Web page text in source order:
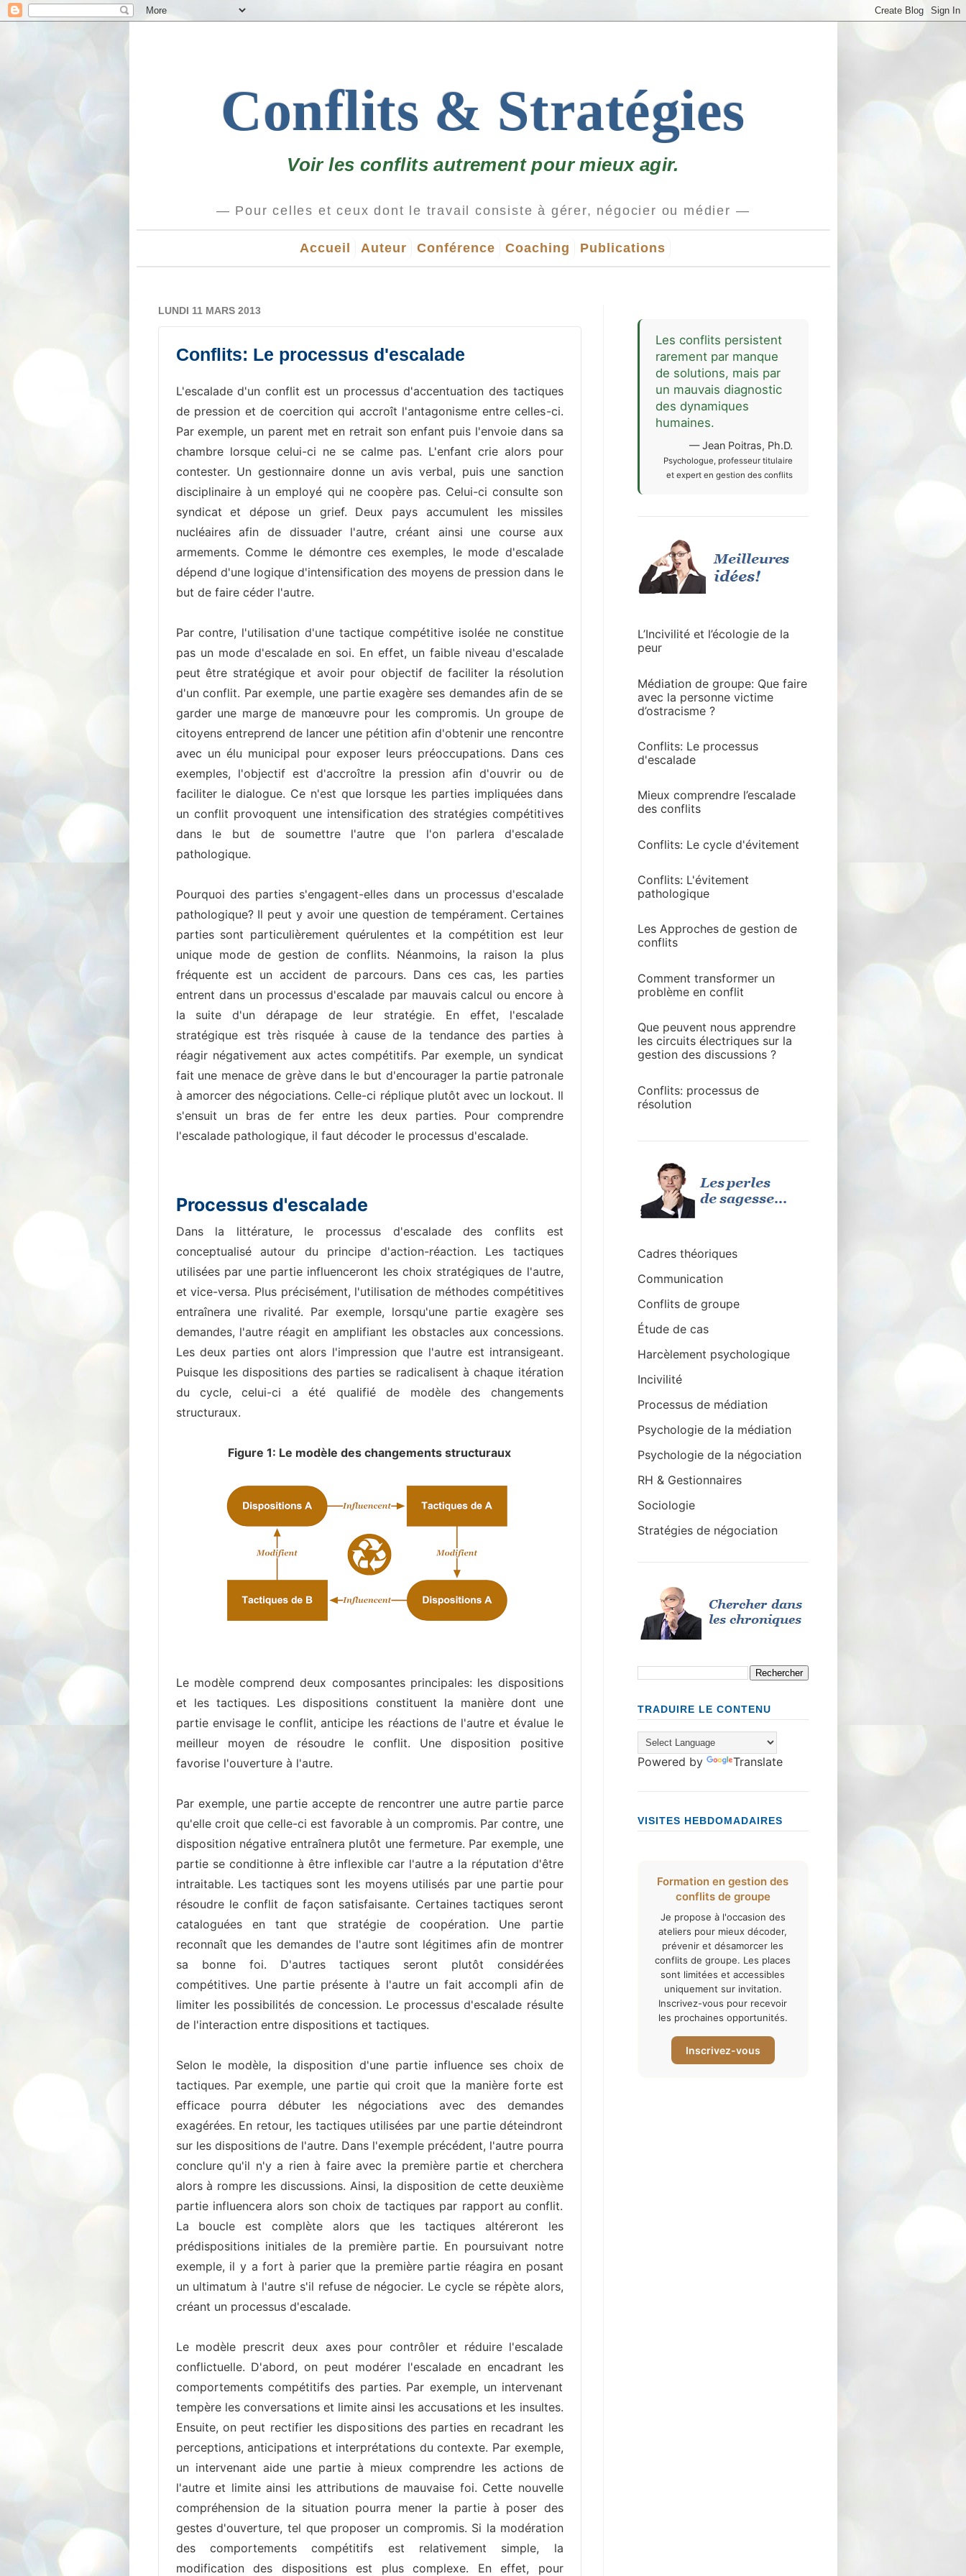
Conflits & Stratégies
Voir les conflits autrement pour mieux agir.
Accueil Auteur Conférence Coaching Publications
LUNDI 11 MARS 2013
Conflits: Le processus d'escalade
L'escalade d'un conflit est un processus d'accentuation des tactiques
de pression et de coercition qui accroît l'antagonisme entre celles-ci.
Par exemple, un parent met en retrait son enfant puis l'envoie dans sa
chambre lorsque celui-ci ne se calme pas. L'enfant crie alors pour
contester. Un gestionnaire donne un avis verbal, puis une sanction
disciplinaire à un employé qui ne coopère pas. Celui-ci consulte son
syndicat et dépose un grief. Deux pays accumulent les missiles
nucléaires afin de dissuader l'autre, créant ainsi une course aux
armements. Comme le démontre ces exemples, le mode d'escalade
dépend d'une logique d'intensification des moyens de pression dans le
but de faire céder l'autre.
Par contre, l'utilisation d'une tactique compétitive isolée ne constitue
pas un mode d'escalade en soi. En effet, un faible niveau d'escalade
peut être stratégique et avoir pour objectif de faciliter la résolution
d'un conflit. Par exemple, une partie exagère ses demandes afin de se
garder une marge de manœuvre pour les compromis. Un groupe de
citoyens entreprend de lancer une pétition afin d'obtenir une rencontre
avec un élu municipal pour exposer leurs préoccupations. Dans ces
exemples, l'objectif est d'accroître la pression afin d'ouvrir ou de
faciliter le dialogue. Ce n'est que lorsque les parties impliquées dans
un conflit provoquent une intensification des stratégies compétitives
dans le but de soumettre l'autre que l'on parlera d'escalade
pathologique.
Pourquoi des parties s'engagent-elles dans un processus d'escalade
pathologique? Il peut y avoir une question de tempérament. Certaines
parties sont particulièrement quérulentes et la compétition est leur
unique mode de gestion de conflits. Néanmoins, la raison la plus
fréquente est un accident de parcours. Dans ces cas, les parties
entrent dans un processus d'escalade par mauvais calcul ou encore à
la suite d'un dérapage de leur stratégie. En effet, l'escalade
stratégique est très risquée à cause de la tendance des parties à
réagir négativement aux actes compétitifs. Par exemple, un syndicat
fait une menace de grève dans le but d'encourager la partie patronale
à amorcer des négociations. Celle-ci réplique plutôt avec un lockout. Il
s'ensuit un bras de fer entre les deux parties. Pour comprendre
l'escalade pathologique, il faut décoder le processus d'escalade.
Processus d'escalade
Dans la littérature, le processus d'escalade des conflits est
conceptualisé autour du principe d'action-réaction. Les tactiques
utilisées par une partie influenceront les choix stratégiques de l'autre,
et vice-versa. Plus précisément, l'utilisation de méthodes compétitives
entraînera une rivalité. Par exemple, lorsqu'une partie exagère ses
demandes, l'autre réagit en amplifiant les obstacles aux concessions.
Les deux parties ont alors l'impression que l'autre est intransigeant.
Puisque les dispositions des parties se radicalisent à chaque itération
du cycle, celui-ci a été qualifié de modèle des changements
structuraux.
Figure 1: Le modèle des changements structuraux
Le modèle comprend deux composantes principales: les dispositions
et les tactiques. Les dispositions constituent la manière dont une
partie envisage le conflit, anticipe les réactions de l'autre et évalue le
meilleur moyen de résoudre le conflit. Une disposition positive
favorise l'ouverture à l'autre.
Par exemple, une partie accepte de rencontrer une autre partie parce
qu'elle croit que celle-ci est favorable à un compromis. Par contre, une
disposition négative entraînera plutôt une fermeture. Par exemple, une
partie se conditionne à être inflexible car l'autre a la réputation d'être
intraitable. Les tactiques sont les moyens utilisés par une partie pour
résoudre le conflit de façon satisfaisante. Certaines tactiques seront
cataloguées en tant que stratégie de coopération. Une partie
reconnaît que les demandes de l'autre sont légitimes afin de montrer
sa bonne foi. D'autres tactiques seront plutôt considérées
compétitives. Une partie présente à l'autre un fait accompli afin de
limiter les possibilités de concession. Le processus d'escalade résulte
de l'interaction entre dispositions et tactiques.
Selon le modèle, la disposition d'une partie influence ses choix de
tactiques. Par exemple, une partie qui croit que la manière forte est
efficace pourra débuter les négociations avec des demandes
exagérées. En retour, les tactiques utilisées par une partie déteindront
sur les dispositions de l'autre. Dans l'exemple précédent, l'autre pourra
conclure qu'il n'y a rien à faire avec la première partie et cherchera
alors à rompre les discussions. Ainsi, la disposition de cette deuxième
partie influencera alors son choix de tactiques par rapport au conflit.
La boucle est complète alors que les tactiques altéreront les
prédispositions initiales de la première partie. En poursuivant notre
exemple, il y a fort à parier que la première partie réagira en posant
un ultimatum à l'autre s'il refuse de négocier. Le cycle se répète alors,
créant un processus d'escalade.
Le modèle prescrit deux axes pour contrôler et réduire l'escalade
conflictuelle. D'abord, on peut modérer l'escalade en encadrant les
comportements compétitifs des parties. Par exemple, un intervenant
tempère les conversations et limite ainsi les accusations et les insultes.
Ensuite, on peut rectifier les dispositions des parties en recadrant les
perceptions, anticipations et interprétations du contexte. Par exemple,
un intervenant aide une partie à mieux comprendre les actions de
l'autre et limite ainsi les attributions de mauvaise foi. Cette nouvelle
compréhension de la situation pourra mener la partie à poser des
gestes d'ouverture, tel que proposer un compromis. Si la modération
des comportements compétitifs est relativement simple, la
modification des dispositions est plus complexe. En effet, pour
Les conflits persistent
rarement par manque
de solutions, mais par
un mauvais diagnostic
des dynamiques
humaines.
— Jean Poitras, Ph.D.
Psychologue, professeur titulaire
et expert en gestion des conflits
L’Incivilité et l’écologie de la
peur
Médiation de groupe: Que faire
avec la personne victime
d’ostracisme ?
Conflits: Le processus
d'escalade
Mieux comprendre l’escalade
des conflits
Conflits: Le cycle d'évitement
Conflits: L'évitement
pathologique
Les Approches de gestion de
conflits
Comment transformer un
problème en conflit
Que peuvent nous apprendre
les circuits électriques sur la
gestion des discussions ?
Conflits: processus de
résolution
Cadres théoriques
Communication
Conflits de groupe
Étude de cas
Harcèlement psychologique
Incivilité
Processus de médiation
Psychologie de la médiation
Psychologie de la négociation
RH & Gestionnaires
Sociologie
Stratégies de négociation
TRADUIRE LE CONTENU
Powered by Translate
VISITES HEBDOMADAIRES
Formation en gestion des
conflits de groupe
Je propose à l'occasion des
ateliers pour mieux décoder,
prévenir et désamorcer les
conflits de groupe. Les places
sont limitées et accessibles
uniquement sur invitation.
Inscrivez-vous pour recevoir
les prochaines opportunités.
Inscrivez-vous